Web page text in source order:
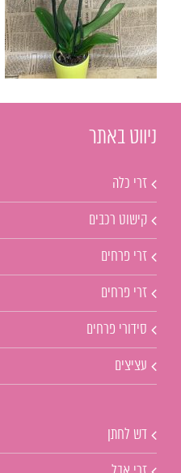
ניווט באתר
זרי כלה
קישוט רכבים
זרי פרחים
זרי פרחים
סידורי פרחים
עציצים
דש לחתן